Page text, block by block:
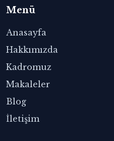
Menü
Anasayfa
Hakkımızda
Kadromuz
Makaleler
Blog
İletişim